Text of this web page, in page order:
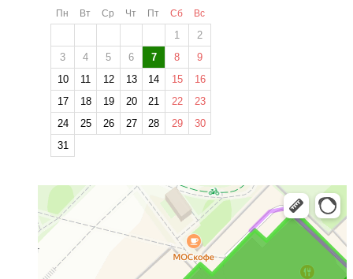
Пн Вт Ср Чт Пт Сб Вс
1
2
3
4 5 6 7 8
9
10
11 12 13 14 15
16
17
18 19 20 21 22
23
24
25 26 27 28 29
30
31